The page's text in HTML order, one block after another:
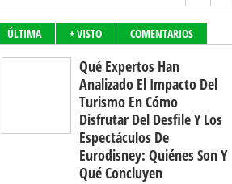
ÚLTIMA + VISTO COMENTARIOS
Qué Expertos Han
Analizado El Impacto Del
Turismo En Cómo
Disfrutar Del Desfile Y Los
Espectáculos De
Eurodisney: Quiénes Son Y
Qué Concluyen